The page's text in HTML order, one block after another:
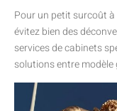
Pour un petit surcoût à
évitez bien des
services de cabinets
solutions entre